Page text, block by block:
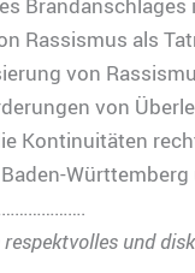
Rassismus als
von
von
Kontinuitäten
und